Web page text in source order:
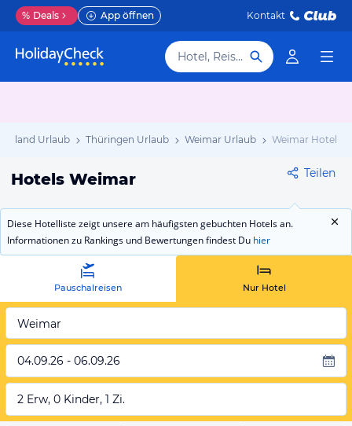
% Deals App öffnen Kontakt
Hotel, Reiseziel
Urlaub Thüringen Urlaub Weimar Urlaub Weimar Hotels
Hotels Weimar Teilen
Diese Hotelliste zeigt unsere am häufigsten gebuchten Hotels an.
Informationen zu Rankings und Bewertungen findest Du hier
Pauschalreisen Nur Hotel
Weimar
04.09.26 - 06.09.26
2 Erw, 0 Kinder, 1 Zi.